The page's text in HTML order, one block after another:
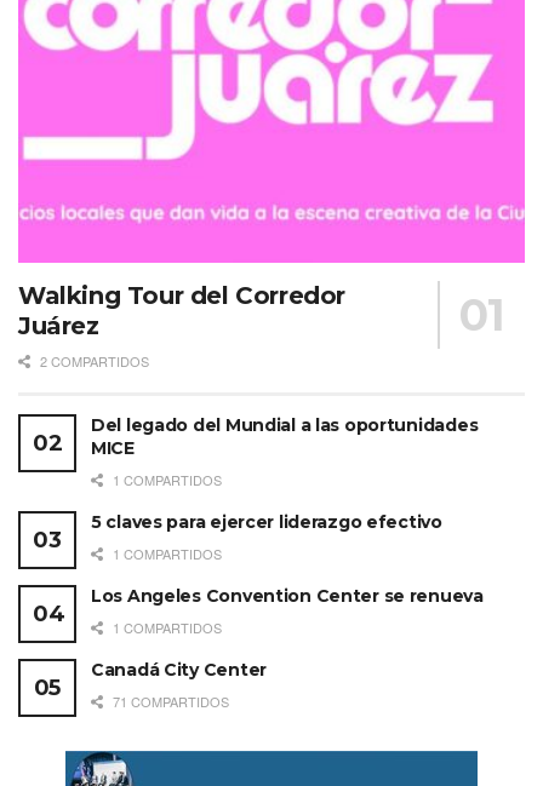
Del mismo modo, en la agenda educativa se tocarón
temas como «Los desafíos políticos en el marketing de
destinos LGBTQ+» por lo que organizaciones como IGLTA,
estuvieron presentes.
Walking Tour del Corredor
Juárez
2 COMPARTIDOS
Del legado del Mundial a las oportunidades
MICE
1 COMPARTIDOS
5 claves para ejercer liderazgo efectivo
1 COMPARTIDOS
Los Angeles Convention Center se renueva
1 COMPARTIDOS
Canadá City Center
71 COMPARTIDOS